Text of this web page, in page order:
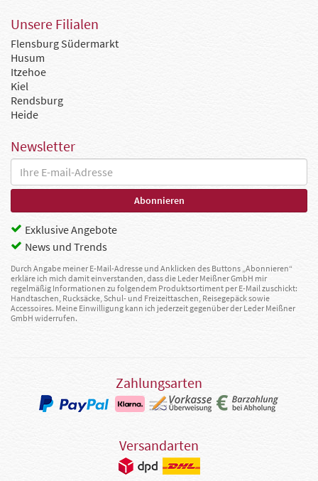
Unsere Filialen
Flensburg Südermarkt
Husum
Itzehoe
Kiel
Rendsburg
Heide
Newsletter
Exklusive Angebote
News und Trends
Durch Angabe meiner E-Mail-Adresse und Anklicken des Buttons „Abonnieren“
erkläre ich mich damit einverstanden, dass die Leder Meißner GmbH mir
regelmäßig Informationen zu folgendem Produktsortiment per E-Mail zuschickt:
Handtaschen, Rucksäcke, Schul- und Freizeittaschen, Reisegepäck sowie
Accessoires. Meine Einwilligung kann ich jederzeit gegenüber der Leder Meißner
GmbH widerrufen.
Zahlungsarten
Versandarten